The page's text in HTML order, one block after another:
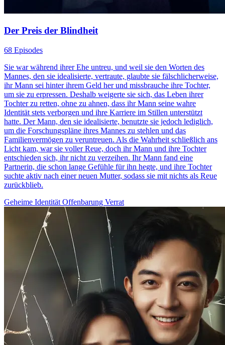
Der Preis der Blindheit
68 Episodes
Sie war während ihrer Ehe untreu, und weil sie den Worten des
Mannes, den sie idealisierte, vertraute, glaubte sie fälschlicherweise,
ihr Mann sei hinter ihrem Geld her und missbrauche ihre Tochter,
um sie zu erpressen. Deshalb weigerte sie sich, das Leben ihrer
Tochter zu retten, ohne zu ahnen, dass ihr Mann seine wahre
Identität stets verborgen und ihre Karriere im Stillen unterstützt
hatte. Der Mann, den sie idealisierte, benutzte sie jedoch lediglich,
um die Forschungspläne ihres Mannes zu stehlen und das
Familienvermögen zu veruntreuen. Als die Wahrheit schließlich ans
Licht kam, war sie voller Reue, doch ihr Mann und ihre Tochter
entschieden sich, ihr nicht zu verzeihen. Ihr Mann fand eine
Partnerin, die schon lange Gefühle für ihn hegte, und ihre Tochter
suchte aktiv nach einer neuen Mutter, sodass sie mit nichts als Reue
zurückblieb.
Geheime Identität Offenbarung Verrat